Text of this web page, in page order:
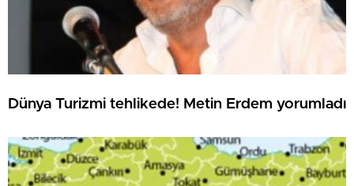
Dünya Turizmi tehlikede! Metin Erdem yorumladı